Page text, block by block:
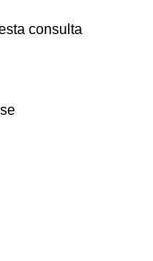
consulta